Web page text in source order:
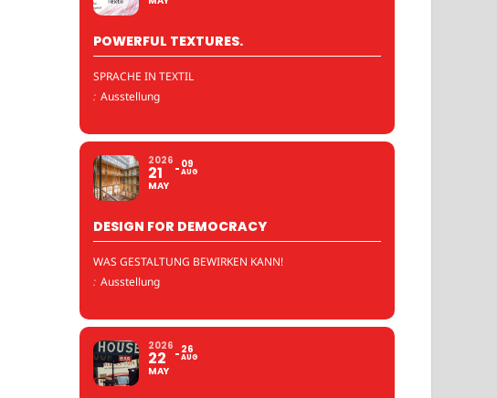
POWERFUL TEXTURES.
SPRACHE IN TEXTIL
: Ausstellung
2026
21
MAY
09
AUG
DESIGN FOR DEMOCRACY
WAS GESTALTUNG BEWIRKEN KANN!
: Ausstellung
2026
22
MAY
26
AUG